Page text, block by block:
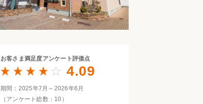
お客さま満足度アンケート評価点
4.09
期間：2025年7月～2026年6月
（アンケート総数：10）